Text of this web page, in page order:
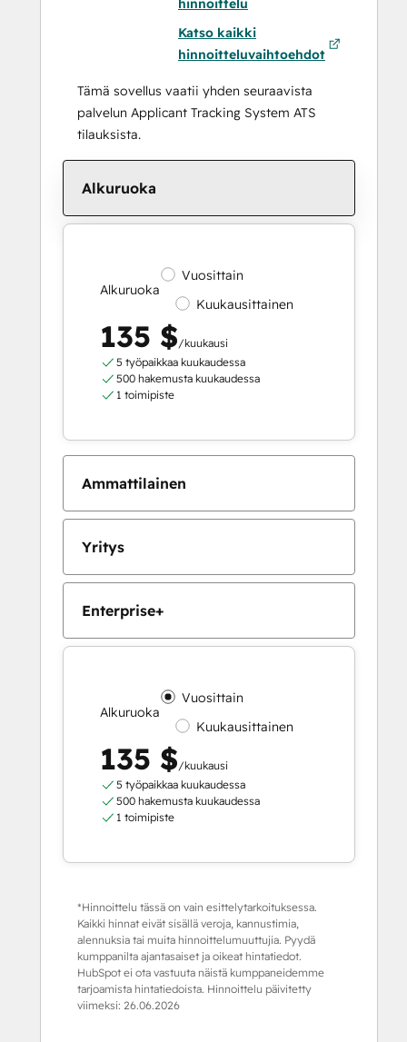
hinnoittelu
Katso kaikki
hinnoitteluvaihtoehdot
Tämä sovellus vaatii yhden seuraavista
palvelun Applicant Tracking System ATS
tilauksista.
Alkuruoka
Alkuruoka
Vuosittain
Kuukausittainen
135 $/kuukausi
5 työpaikkaa kuukaudessa
500 hakemusta kuukaudessa
1 toimipiste
Ammattilainen
Yritys
Enterprise+
Alkuruoka
Vuosittain
Kuukausittainen
135 $/kuukausi
5 työpaikkaa kuukaudessa
500 hakemusta kuukaudessa
1 toimipiste
*Hinnoittelu tässä on vain esittelytarkoituksessa.
Kaikki hinnat eivät sisällä veroja, kannustimia,
alennuksia tai muita hinnoittelumuuttujia. Pyydä
kumppanilta ajantasaiset ja oikeat hintatiedot.
HubSpot ei ota vastuuta näistä kumppaneidemme
tarjoamista hintatiedoista. Hinnoittelu päivitetty
viimeksi: 26.06.2026